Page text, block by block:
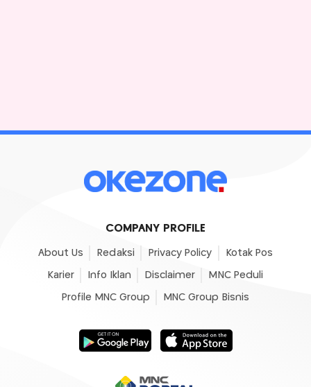
COMPANY PROFILE
About Us Redaksi Privacy Policy Kotak Pos
Karier Info Iklan Disclaimer MNC Peduli
Profile MNC Group MNC Group Bisnis